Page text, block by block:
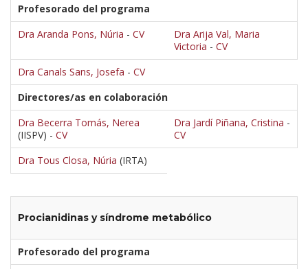
Profesorado del programa
Dra Aranda Pons, Núria - CV
Dra Arija Val, Maria
Victoria - CV
Dra Canals Sans, Josefa - CV
Directores/as en colaboración
Dra Becerra Tomás, Nerea
(IISPV) - CV
Dra Jardí Piñana, Cristina -
CV
Dra Tous Closa, Núria (IRTA)
Procianidinas y síndrome metabólico
Profesorado del programa